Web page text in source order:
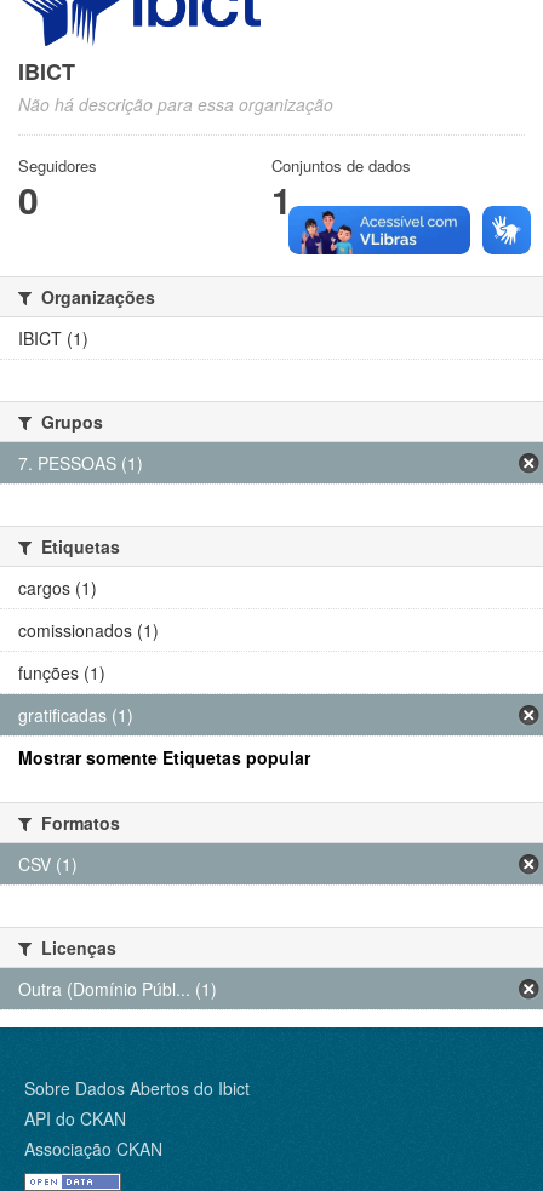
IBICT
Não há descrição para essa organização
Seguidores
0
Conjuntos de dados
1
Organizações
IBICT (1)
Grupos
7. PESSOAS (1)
Etiquetas
cargos (1)
comissionados (1)
funções (1)
gratificadas (1)
Mostrar somente Etiquetas popular
Formatos
CSV (1)
Licenças
Outra (Domínio Públ... (1)
Sobre Dados Abertos do Ibict
API do CKAN
Associação CKAN